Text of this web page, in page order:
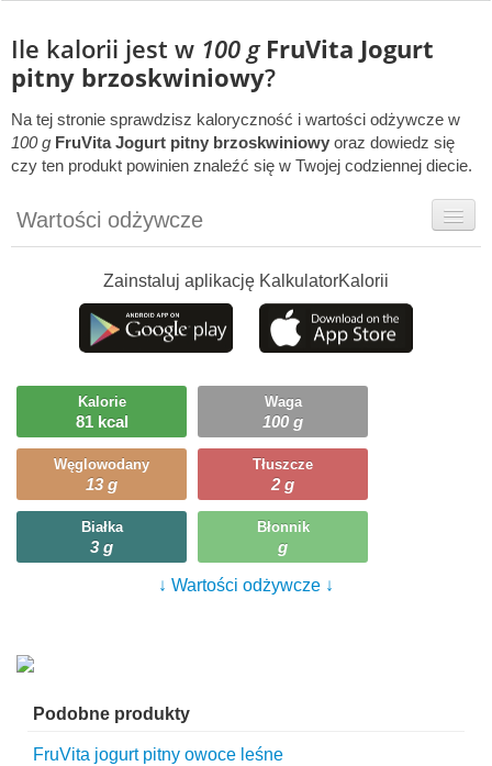
Ile kalorii jest w 100 g FruVita Jogurt
pitny brzoskwiniowy?
Na tej stronie sprawdzisz kaloryczność i wartości odżywcze w
100 g FruVita Jogurt pitny brzoskwiniowy oraz dowiedz się
czy ten produkt powinien znaleźć się w Twojej codziennej diecie.
Wartości odżywcze
Ciekawostki
Ile możesz zjeść?
Zainstaluj aplikację KalkulatorKalorii
Kalorie
81 kcal
Waga
100 g
Węglowodany
13 g
Tłuszcze
2 g
Białka
3 g
Błonnik
g
↓ Wartości odżywcze ↓
Podobne produkty
FruVita jogurt pitny owoce leśne